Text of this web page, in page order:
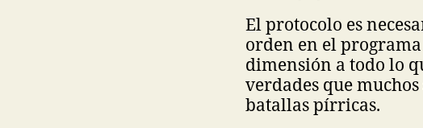
El protocolo es
orden en el
dimensión a todo lo
verdades que
batallas pírricas.